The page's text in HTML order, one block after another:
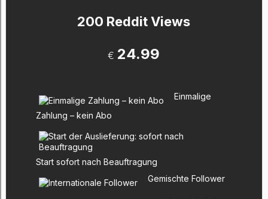
200 Reddit Views
€ 24.99
Einmalige
Zahlung – kein Abo
Start sofort nach Beauftragung
Gemischte Follower